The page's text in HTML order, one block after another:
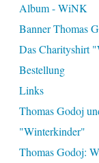
Album - WiNK
Banner Thomas
Das Charityshirt
Bestellung
Links
Thomas Godoj
"Winterkinder"
Thomas Godoj: